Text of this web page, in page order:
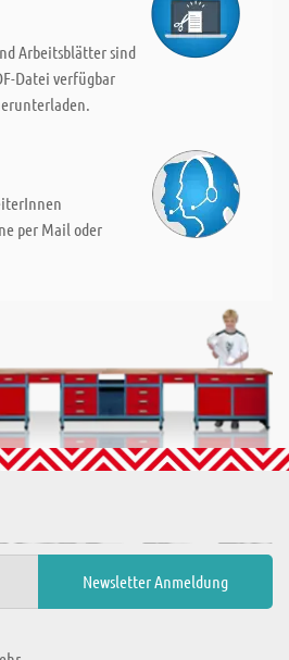
Arbeitsblätter sind
Datei verfügbar
per Mail oder